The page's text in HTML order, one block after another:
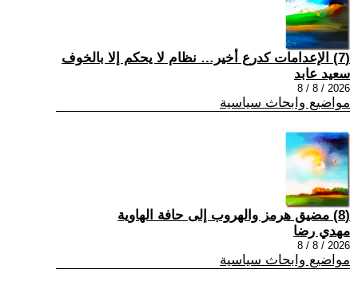
(7) الإعدامات كدرع أخير… نظام لا يحكم إلا بالخوف
سعيد عابد
2026 / 8 / 8
مواضيع وابحاث سياسية
(8) مضيق هرمز والهروب إلى حافة الهاوية
مهدي رضا
2026 / 8 / 8
مواضيع وابحاث سياسية